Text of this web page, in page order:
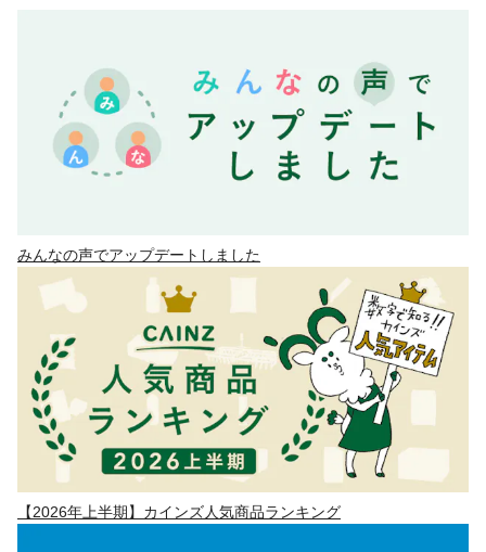
みんなの声でアップデートしました
【2026年上半期】カインズ人気商品ランキング